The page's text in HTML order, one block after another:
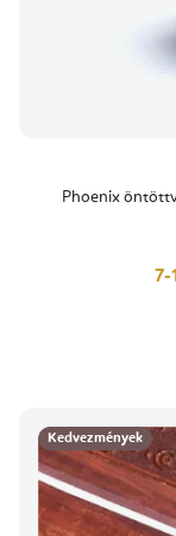
Phoenix
7-
Kedvezmények